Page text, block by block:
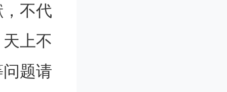
登
不代
上不
题请